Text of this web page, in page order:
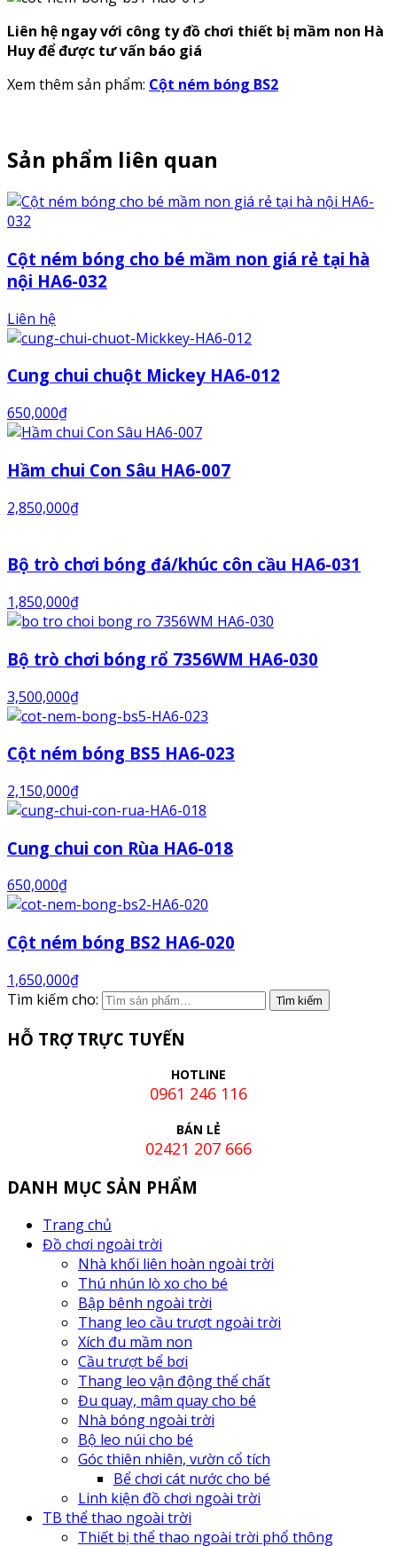
Liên hệ ngay với công ty đồ chơi thiết bị mầm non Hà
Huy để được tư vấn báo giá
Xem thêm sản phẩm: Cột ném bóng BS2
Sản phẩm liên quan
Cột ném bóng cho bé mầm non giá rẻ tại hà
nội HA6-032
Liên hệ
Cung chui chuột Mickey HA6-012
650,000₫
Hầm chui Con Sâu HA6-007
2,850,000₫
Bộ trò chơi bóng đá/khúc côn cầu HA6-031
1,850,000₫
Bộ trò chơi bóng rổ 7356WM HA6-030
3,500,000₫
Cột ném bóng BS5 HA6-023
2,150,000₫
Cung chui con Rùa HA6-018
650,000₫
Cột ném bóng BS2 HA6-020
1,650,000₫
Tìm kiếm cho:
HỖ TRỢ TRỰC TUYẾN
HOTLINE
0961 246 116
BÁN LẺ
02421 207 666
DANH MỤC SẢN PHẨM
Trang chủ
Đồ chơi ngoài trời
Nhà khối liên hoàn ngoài trời
Thú nhún lò xo cho bé
Bập bênh ngoài trời
Thang leo cầu trượt ngoài trời
Xích đu mầm non
Cầu trượt bể bơi
Thang leo vận động thể chất
Đu quay, mâm quay cho bé
Nhà bóng ngoài trời
Bộ leo núi cho bé
Góc thiên nhiên, vườn cổ tích
Bể chơi cát nước cho bé
Linh kiện đồ chơi ngoài trời
TB thể thao ngoài trời
Thiết bị thể thao ngoài trời phổ thông